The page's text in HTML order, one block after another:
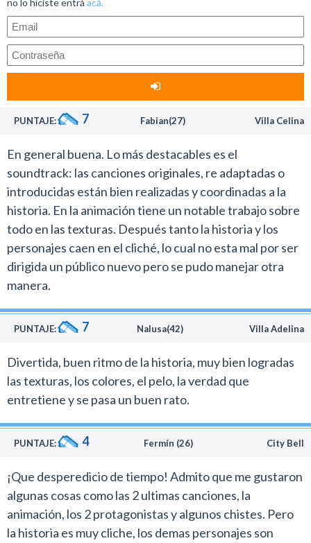
tales como que cada una hora les suena una alarma para
abrazarse hacen que este film sea una joya.
Asimismo, canciones clásicas tales como The sound of
silence de Simon y Garfunkel, y True colors de Cyndi
Lauper quedan espectaculares a pesar del doblaje.
artistas Belinda y Aleks Syntek a la cabeza pero hay que
de Anna Kendrick, Justin Timberlake, Zooey
Deschanel, Russell Brand y Gwen Stefani en un laburo
espectacular.
En ambos casos lo que generan la Princesa Poppy y
Ramón es espectacular e ideal para el disfrute de los
chicos. Trolls es diversión asegurada.
no lo hiciste entrá acá.
PUNTAJE: 7 Fabian(27) Villa Celina
En general buena. Lo más destacables es el
soundtrack: las canciones originales, re adaptadas o
introducidas están bien realizadas y coordinadas a la
historia. En la animación tiene un notable trabajo sobre
todo en las texturas. Después tanto la historia y los
personajes caen en el cliché, lo cual no esta mal por ser
dirigida un público nuevo pero se pudo manejar otra
manera.
PUNTAJE: 7 Nalusa(42) Villa Adelina
Divertida, buen ritmo de la historia, muy bien logradas
las texturas, los colores, el pelo, la verdad que
entretiene y se pasa un buen rato.
PUNTAJE: 4 Fermín (26) City Bell
¡Que desperedicio de tiempo! Admito que me gustaron
algunas cosas como las 2 ultimas canciones, la
animación, los 2 protagonistas y algunos chistes. Pero
la historia es muy cliche, los demas personajes son